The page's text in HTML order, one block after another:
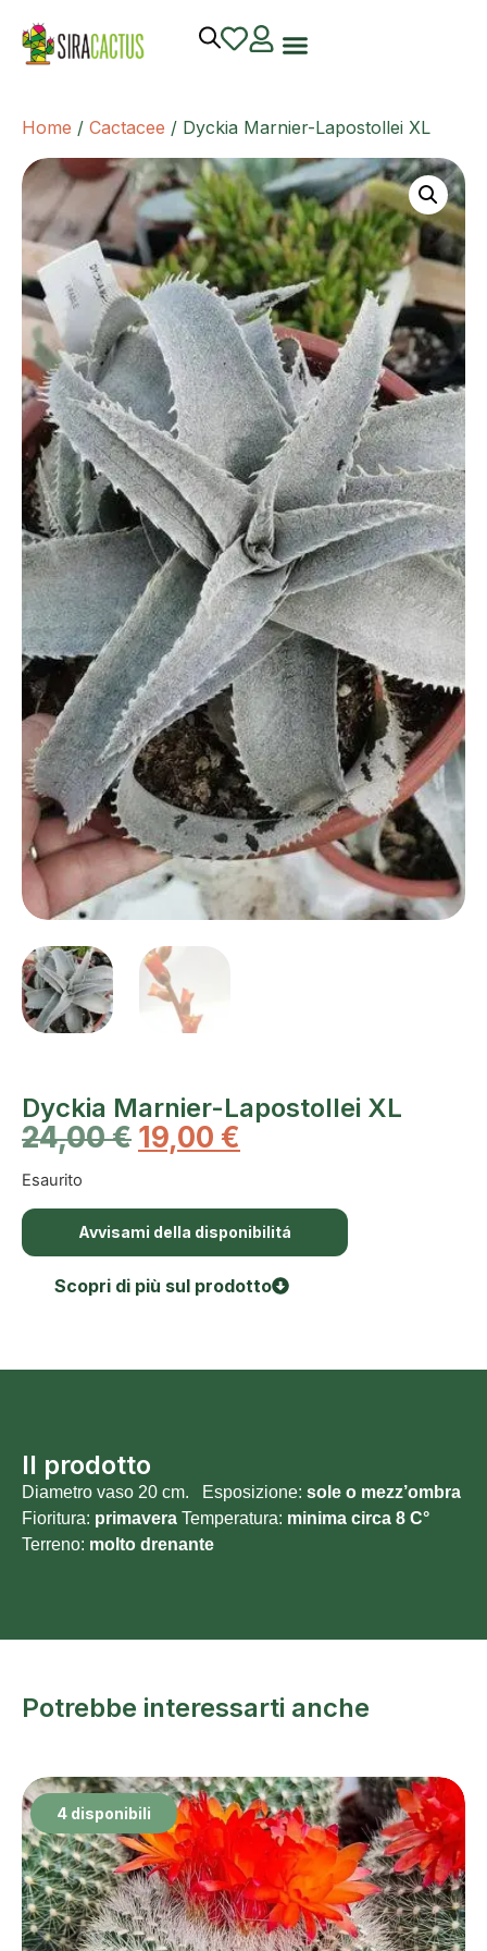
Home / Cactacee / Dyckia Marnier-Lapostollei XL
Dyckia Marnier-Lapostollei XL
24,00€ 19,00 €
Esaurito
Avvisami della disponibilitá
Scopri di più sul prodotto
Il prodotto
Diametro vaso 20 cm. Esposizione: sole o mezz’ombra
Fioritura: primavera Temperatura: minima circa 8 C°
Terreno: molto drenante
Potrebbe interessarti anche
4 disponibili